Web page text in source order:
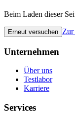
Beim Laden dieser
Erneut versuchen Zur
Unternehmen
Über uns
Testlabor
Karriere
Services